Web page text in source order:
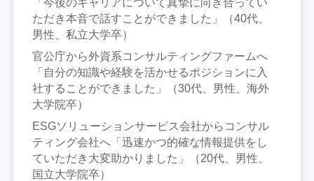
ただき本音で話すことができました」（40代、
男性、私立大学卒）
官公庁から外資系コンサルティングファームへ
「自分の知識や経験を活かせるポジションに入
社することができました」（30代、男性、海外
大学院卒）
ESGソリューションサービス会社からコンサル
ティング会社へ「迅速かつ的確な情報提供をし
ていただき大変助かりました」（20代、男性、
国立大学院卒）